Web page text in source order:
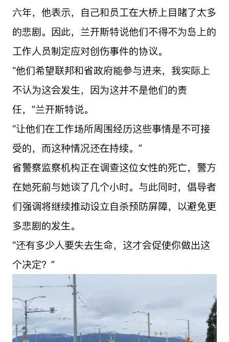
六年，他表示，自己和员工在大桥上目睹了太多
的悲剧。因此，兰开斯特说他们不得不为岛上的
工作人员制定应对创伤事件的协议。
“他们希望联邦和省政府能参与进来，我实际上
不认为这会发生，因为这并不是他们的责
任，”兰开斯特说。
“让他们在工作场所周围经历这些事情是不可接
受的，而这种情况还在持续。”
省警察监察机构正在调查这位女性的死亡，警方
在她死前与她谈了几个小时。与此同时，倡导者
们强调将继续推动设立自杀预防屏障，以避免更
多悲剧的发生。
“还有多少人要失去生命，这才会促使你做出这
个决定？”